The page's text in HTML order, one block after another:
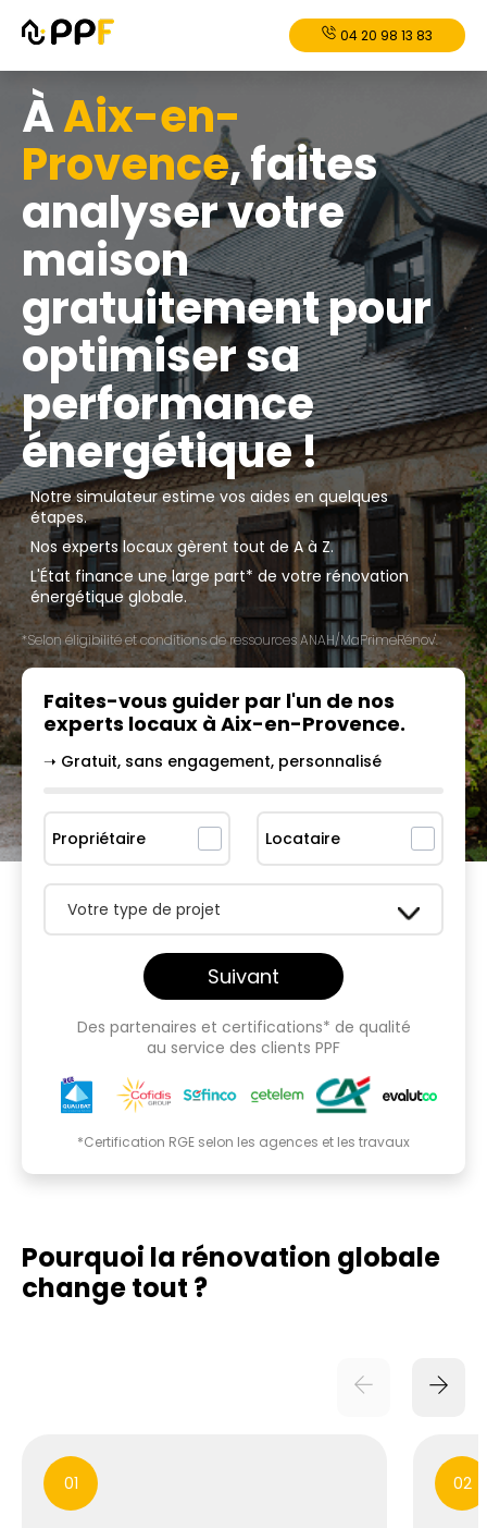
04 20 98 13 83
ÀAix-en-
Provence, faites
analyser votre
maison
gratuitement pour
optimiser sa
performance
énergétique !
Notre simulateur estime vos aides en quelques
étapes.
Nos experts locaux gèrent tout de A à Z.
L'État finance une large part* de votre rénovation
énergétique globale.
*Selon éligibilité et conditions de ressources ANAH/MaPrimeRénov'.
Faites-vous guider par l'un de nos
experts locaux à Aix-en-Provence.
➝ Gratuit, sans engagement, personnalisé
Propriétaire Locataire
Votre type de projet
Suivant
Des partenaires et certifications* de qualité
au service des clients PPF
*Certification RGE selon les agences et les travaux
Pourquoi la rénovation globale
change tout ?
01 02